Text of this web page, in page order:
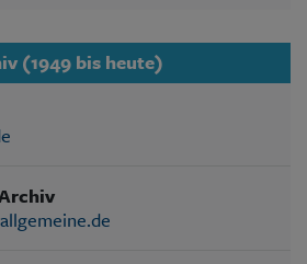
(1949 bis heute)